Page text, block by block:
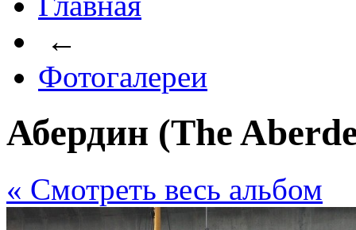
←
Фотогалереи
Абердин (The
« Cмотреть весь альбом